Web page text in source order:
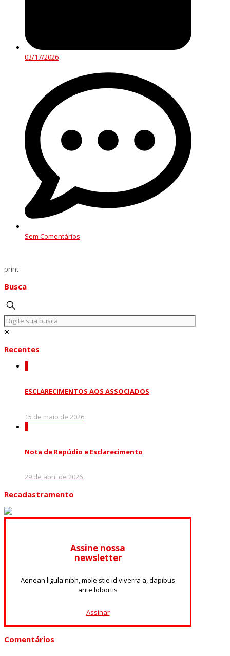
03/17/2026
Sem Comentários
print
Busca
✕
Recentes
ESCLARECIMENTOS AOS ASSOCIADOS
15 de maio de 2026
Nota de Repúdio e Esclarecimento
29 de abril de 2026
Recadastramento
Assine nossa
newsletter
Aenean ligula nibh, mole stie id viverra a, dapibus
ante lobortis
Assinar
Comentários